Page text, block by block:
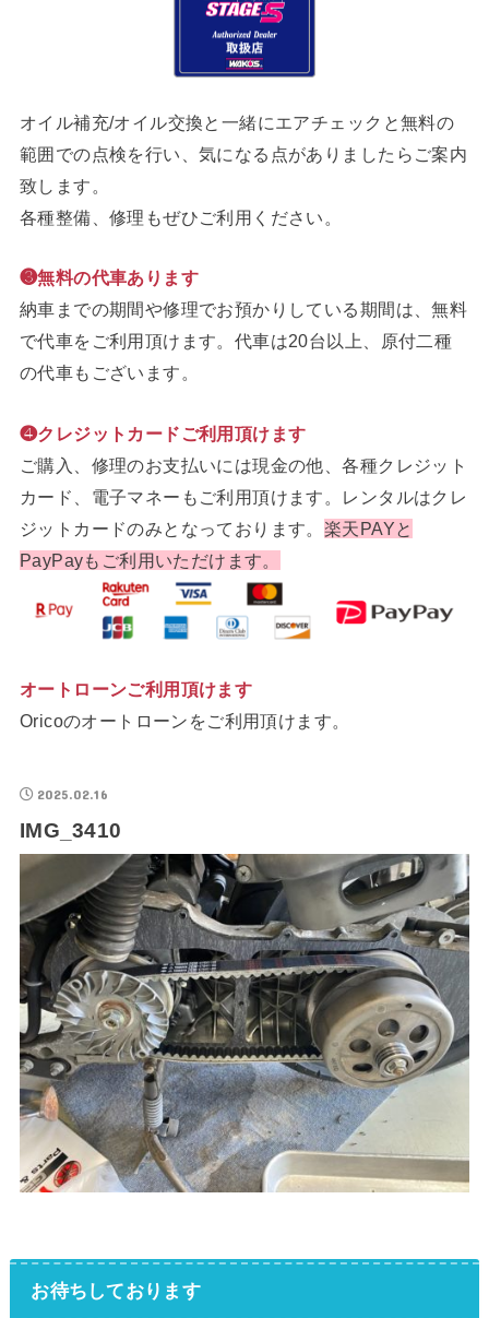
オイル補充/オイル交換と一緒にエアチェックと無料の
範囲での点検を行い、気になる点がありましたらご案内
致します。
各種整備、修理もぜひご利用ください。
❸無料の代車あります
納車までの期間や修理でお預かりしている期間は、無料
で代車をご利用頂けます。代車は20台以上、原付二種
の代車もございます。
❹クレジットカードご利用頂けます
ご購入、修理のお支払いには現金の他、各種クレジット
カード、電子マネーもご利用頂けます。レンタルはクレ
ジットカードのみとなっております。 楽天PAYと
PayPayもご利用いただけます。
オートローンご利用頂けます
Oricoのオートローンをご利用頂けます。
2025.02.16
IMG_3410
お待ちしております